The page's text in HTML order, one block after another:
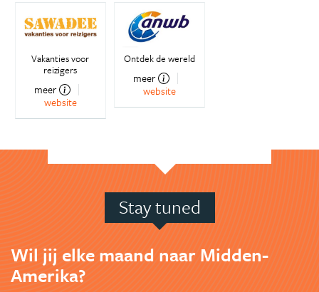
Vakanties voor
reizigers
meer
website
Ontdek de wereld
meer
website
Stay tuned
Wil jij elke maand naar Midden-
Amerika?